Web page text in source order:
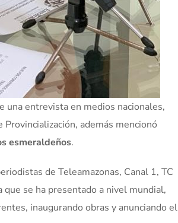
una entrevista en medios nacionales,
además mencionó
esmeraldeños.
de Teleamazonas, Canal 1, TC
que se ha presentado a nivel mundial,
inaugurando obras y anunciando el